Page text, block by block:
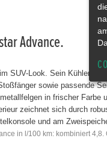
Advance.
SUV-Look. Sein Kühlergrill
sowie passende
in frischer Farbe
zeichnet sich durch
und am
in l/100 km: kombiniert 4,8.